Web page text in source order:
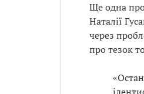
Ще одна
Наталії
через
про тезок